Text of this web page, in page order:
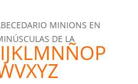
MINIONS EN
DE LA